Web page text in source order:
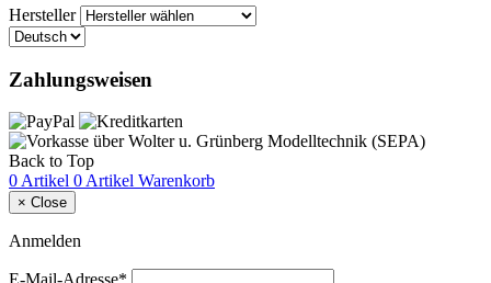
Hersteller
Zahlungsweisen
Back to Top
0 Artikel 0 Artikel Warenkorb
× Close
Anmelden